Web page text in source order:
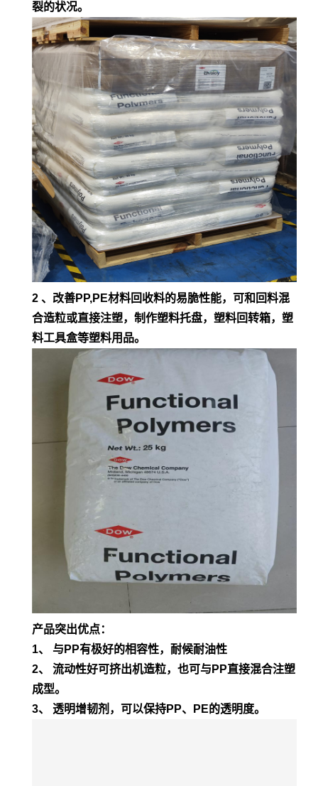
裂的状况。
2 、改善PP,PE材料回收料的易脆性能，可和回料混
合造粒或直接注塑，制作塑料托盘，塑料回转箱，塑
料工具盒等塑料用品。
产品突出优点：
1、 与PP有极好的相容性，耐候耐油性
2、 流动性好可挤出机造粒，也可与PP直接混合注塑
成型。
3、 透明增韧剂，可以保持PP、PE的透明度。